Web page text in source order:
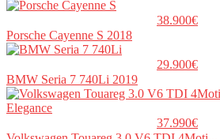
38.900€
Porsche Cayenne S 2018
29.900€
BMW Seria 7 740Li 2019
37.990€